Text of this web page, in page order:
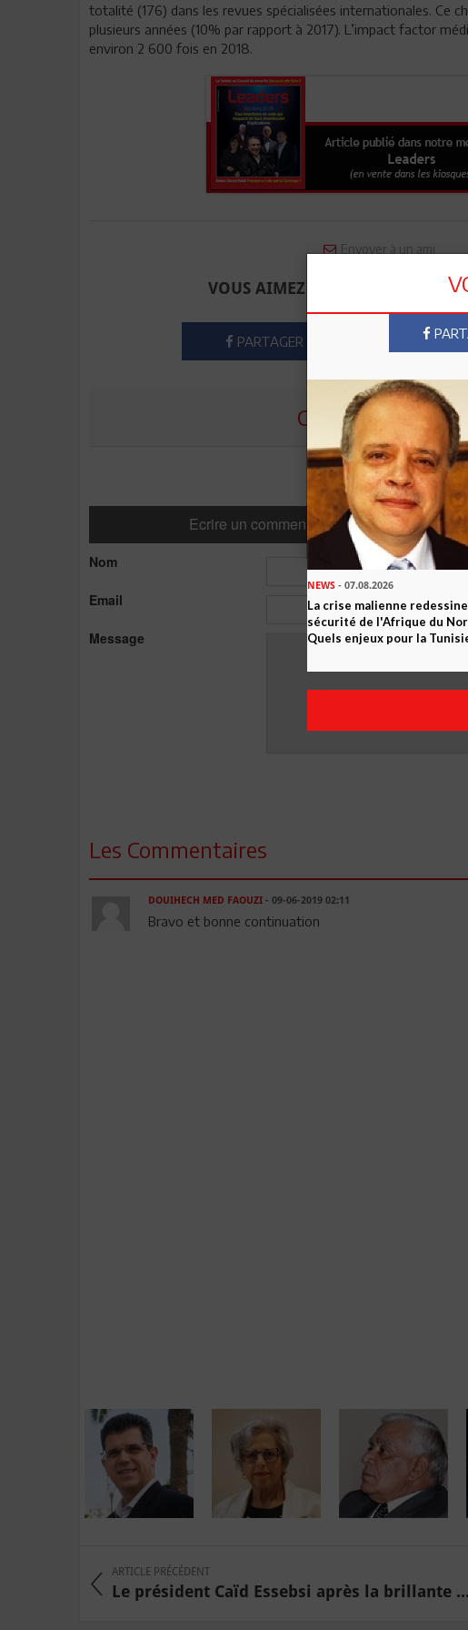
totalité (176) dans les revues spécialisées internationales. Ce
plusieurs années (10% par rapport à 2017). L’impact factor
environ 2 600 fois en 2018.
Envoyer à un ami
VOUS AIMEZ CET ARTICLE ?
PARTAGER
COMMENTER
Ecrire un commentaire
Nom
Email
Message
Les Commentaires
DOUIHECH MED FAOUZI - 09-06-2019 02:11
Bravo et bonne continuation
ARTICLE PRÉCÉDENT
Le président Caïd Essebsi après la brillante ...
NEWS - 07.08.2026
La crise malienne
sécurité de l'Afrique du
Quels enjeux pour la